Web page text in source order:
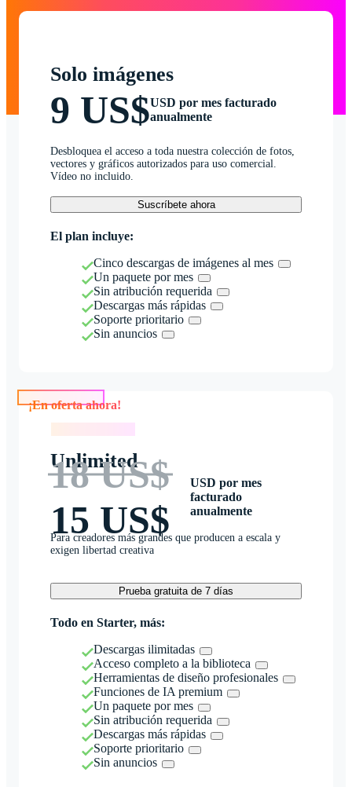
Solo imágenes
9 US$USD por mes facturado
anualmente
Desbloquea el acceso a toda nuestra colección de fotos,
vectores y gráficos autorizados para uso comercial.
Vídeo no incluido.
Suscríbete ahora
El plan incluye:
Cinco descargas de imágenes al mes
Un paquete por mes
Sin atribución requerida
Descargas más rápidas
Soporte prioritario
Sin anuncios
Unlimited
18 US$
15 US$
USD por mes
facturado
anualmente
Para creadores más grandes que producen a escala y
exigen libertad creativa
Prueba gratuita de 7 días
Todo en Starter, más:
Descargas ilimitadas
Acceso completo a la biblioteca
Herramientas de diseño profesionales
Funciones de IA premium
Un paquete por mes
Sin atribución requerida
Descargas más rápidas
Soporte prioritario
Sin anuncios